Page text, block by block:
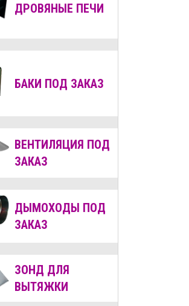
ДРОВЯНЫЕ ПЕЧИ
БАКИ ПОД ЗАКАЗ
ВЕНТИЛЯЦИЯ ПОД
ЗАКАЗ
ДЫМОХОДЫ ПОД
ЗАКАЗ
ЗОНД ДЛЯ
ВЫТЯЖКИ